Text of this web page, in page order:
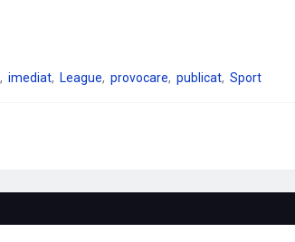
imediat League provocare publicat Sport